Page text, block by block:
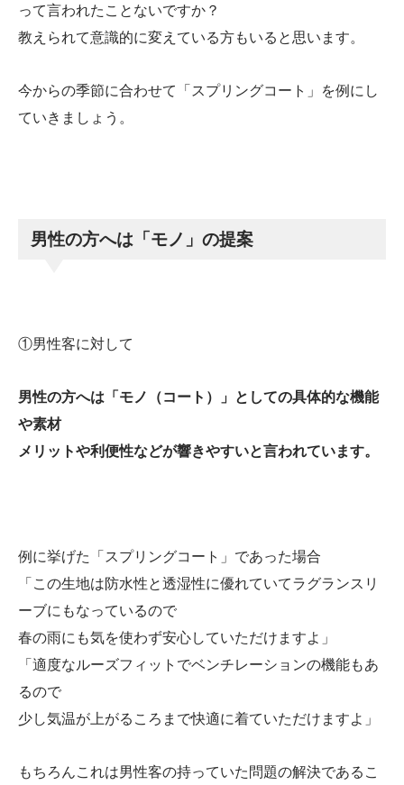
って言われたことないですか？
教えられて意識的に変えている方もいると思います。
今からの季節に合わせて「スプリングコート」を例にし
ていきましょう。
男性の方へは「モノ」の提案
①男性客に対して
男性の方へは「モノ（コート）」としての具体的な機能
や素材
メリットや利便性などが響きやすいと言われています。
例に挙げた「スプリングコート」であった場合
「この生地は防水性と透湿性に優れていてラグランスリ
ーブにもなっているので
春の雨にも気を使わず安心していただけますよ」
「適度なルーズフィットでベンチレーションの機能もあ
るので
少し気温が上がるころまで快適に着ていただけますよ」
もちろんこれは男性客の持っていた問題の解決であるこ